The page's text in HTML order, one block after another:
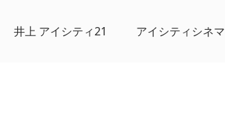
井上 アイシティ21 アイシティシネマ